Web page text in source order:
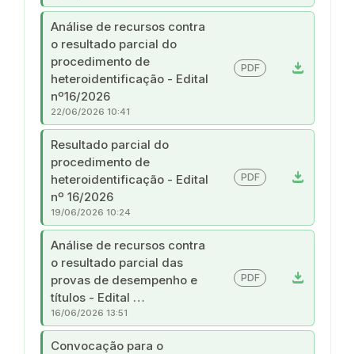
Análise de recursos contra
o resultado parcial do
procedimento de
heteroidentificação - Edital
nº16/2026
download
PDF
22/06/2026 10:41
Resultado parcial do
procedimento de
heteroidentificação - Edital
nº 16/2026
download
PDF
19/06/2026 10:24
Análise de recursos contra
o resultado parcial das
provas de desempenho e
títulos - Edital …
download
PDF
16/06/2026 13:51
Convocação para o